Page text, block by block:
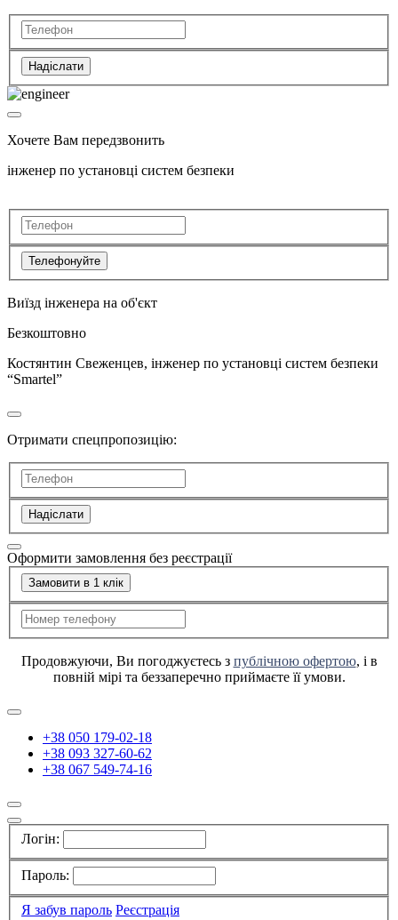
Надіслати
Хочете Вам передзвонить
інженер по установці систем безпеки
Телефонуйте
Виїзд інженера на об'єкт
Безкоштовно
Костянтин Свеженцев, інженер по установці систем безпеки
“Smartel”
Отримати спецпропозицію:
Надіслати
Оформити замовлення без реєстрації
Замовити в 1 клік
Продовжуючи, Ви погоджуєтесь з публічною офертою, і в
повній мірі та беззаперечно приймаєте її умови.
+38 050 179-02-18
+38 093 327-60-62
+38 067 549-74-16
Логін:
Пароль:
Я забув пароль Реєстрація